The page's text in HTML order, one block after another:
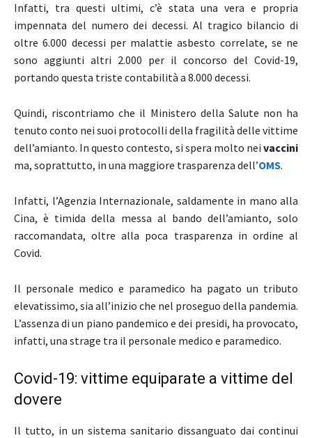
Infatti, tra questi ultimi, c’è stata una vera e propria
impennata del numero dei decessi. Al tragico bilancio di
oltre 6.000 decessi per malattie asbesto correlate, se ne
sono aggiunti altri 2.000 per il concorso del Covid-19,
portando questa triste contabilità a 8.000 decessi.
Quindi, riscontriamo che il Ministero della Salute non ha
tenuto conto nei suoi protocolli della fragilità delle vittime
dell’amianto. In questo contesto, si spera molto nei vaccini
ma, soprattutto, in una maggiore trasparenza dell’OMS.
Infatti, l’Agenzia Internazionale, saldamente in mano alla
Cina, è timida della messa al bando dell’amianto, solo
raccomandata, oltre alla poca trasparenza in ordine al
Covid.
Il personale medico e paramedico ha pagato un tributo
elevatissimo, sia all’inizio che nel proseguo della pandemia.
L’assenza di un piano pandemico e dei presidi, ha provocato,
infatti, una strage tra il personale medico e paramedico.
Covid-19: vittime equiparate a vittime del
dovere
Il tutto, in un sistema sanitario dissanguato dai continui